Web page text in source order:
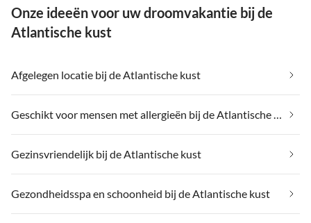
Onze ideeën voor uw droomvakantie bij de
Atlantische kust
Afgelegen locatie bij de Atlantische kust
Geschikt voor mensen met allergieën bij de Atlantische kust
Gezinsvriendelijk bij de Atlantische kust
Gezondheidsspa en schoonheid bij de Atlantische kust